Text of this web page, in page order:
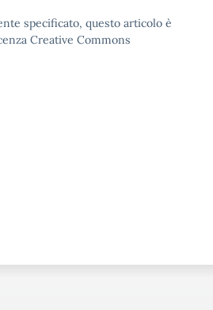
specificato, questo articolo è
Creative Commons